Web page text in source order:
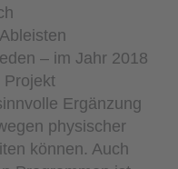
– im Jahr 2018
Projekt
Ergänzung
physischer
können. Auch